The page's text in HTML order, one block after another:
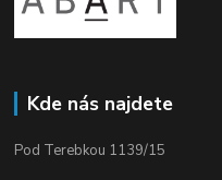
Kde nás najdete
Pod Terebkou 1139/15